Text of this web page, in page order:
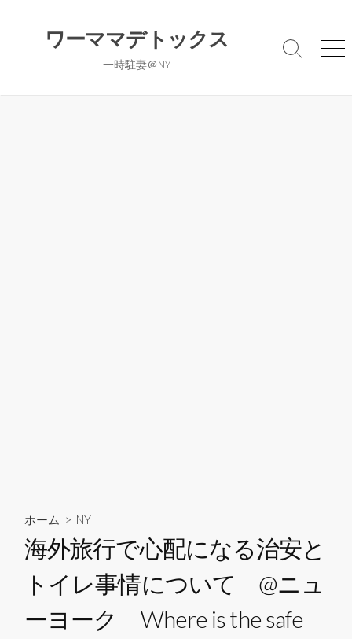
ワーママデトックス
一時駐妻＠NY
検
メ
ホーム > NY
海外旅行で心配になる治安と
トイレ事情について @ニュ
ーヨーク Where is the safe